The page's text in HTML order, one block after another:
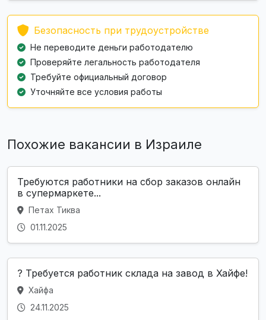
Безопасность при трудоустройстве
Не переводите деньги работодателю
Проверяйте легальность работодателя
Требуйте официальный договор
Уточняйте все условия работы
Похожие вакансии в Израиле
Требуются работники на сбор заказов онлайн
в супермаркете...
Петах Тиква
01.11.2025
? Требуется работник склада на завод в Хайфе!
Хайфа
24.11.2025